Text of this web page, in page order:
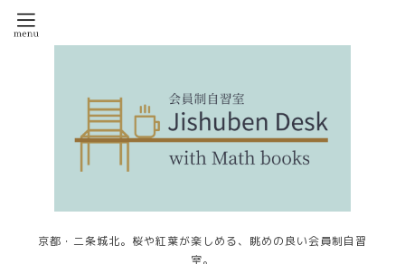
京都・二条城北。桜や紅葉が楽しめる、眺めの良い会員制自習
室。